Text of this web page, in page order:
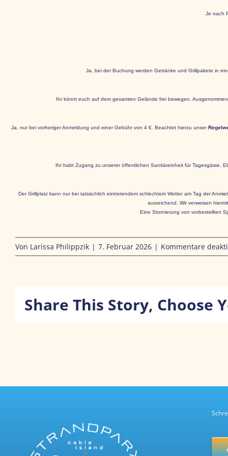
Je nach
Ja, bei der Buchung werden Getränke und Grillpakete in
Ihr könnt euch auf dem gesamten Gelände frei bewegen.
Ja, nur bei vorheriger Anmeldung und einer Gebühr von 4 €. Beachtet hierzu unser
Ihr habt Zugang zu unserer öffentlichen Sanitäreinheit für Tagesgäste.
Der Grillplatz kann nur bei tatsächlich eintretendem schlechtem Wetter am Tag der
ausreichend. Wir verweisen
Eine Stornierung von vorbestellten
Von Larissa Philippzik | 7. Februar 2026 | Kommentare
Share This Story, Choose